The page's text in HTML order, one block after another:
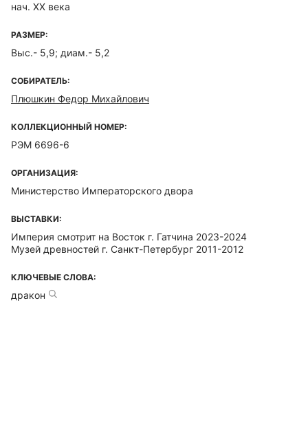
нач. ХХ века
РАЗМЕР:
Выс.- 5,9; диам.- 5,2
СОБИРАТЕЛЬ:
Плюшкин Федор Михайлович
КОЛЛЕКЦИОННЫЙ НОМЕР:
РЭМ 6696-6
ОРГАНИЗАЦИЯ:
Министерство Императорского двора
ВЫСТАВКИ:
Империя смотрит на Восток г. Гатчина 2023-2024
Музей древностей г. Санкт-Петербург 2011-2012
КЛЮЧЕВЫЕ СЛОВА:
дракон